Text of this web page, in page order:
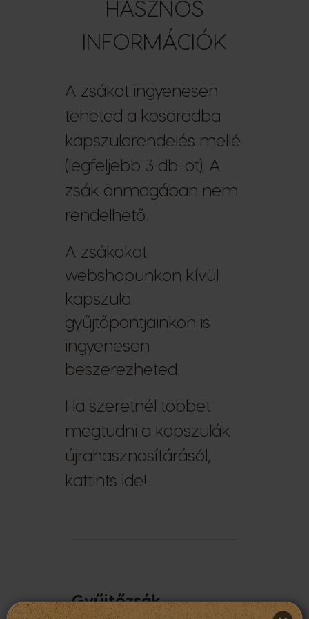
HASZNOS
INFORMÁCIÓK
A zsákot ingyenesen
teheted a kosaradba
kapszularendelés mellé
(legfeljebb 3 db-ot). A
zsák önmagában nem
rendelhető.
A zsákokat
webshopunkon kívül
kapszula
gyűjtőpontjainkon is
ingyenesen
beszerezheted.
Ha szeretnél többet
megtudni a kapszulák
újrahasznosítárásól,
kattints ide!
Gyűjtőzsák